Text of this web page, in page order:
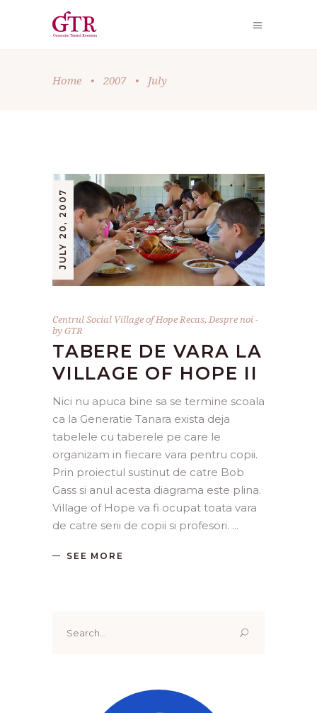
Home • 2007 • July
JULY 20, 2007
Centrul Social Village of Hope Recas, Despre noi
byGTR
TABERE DE VARA LA
VILLAGE OF HOPE II
Nici nu apuca bine sa se termine scoala
ca la Generatie Tanara exista deja
tabelele cu taberele pe care le
organizam in fiecare vara pentru copii.
Prin proiectul sustinut de catre Bob
Gass si anul acesta diagrama este plina.
Village of Hope va fi ocupat toata vara
de catre serii de copii si profesori.
SEE MORE
for: